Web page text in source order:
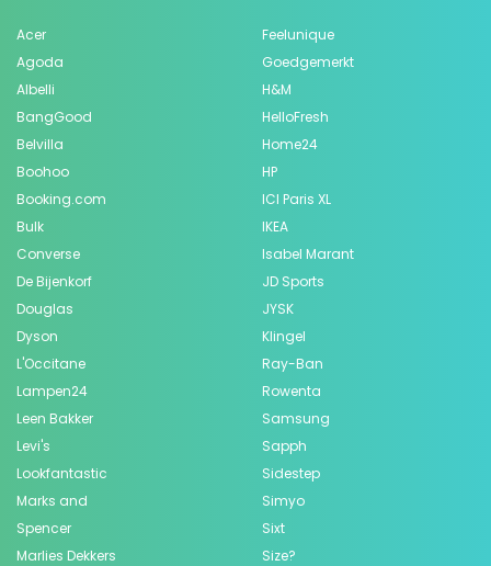
Acer
Agoda
Albelli
BangGood
Belvilla
Boohoo
Booking.com
Bulk
Converse
De Bijenkorf
Douglas
Dyson
Feelunique
Goedgemerkt
H&M
HelloFresh
Home24
HP
ICI Paris XL
IKEA
Isabel Marant
JD Sports
JYSK
Klingel
L'Occitane
Lampen24
Leen Bakker
Levi's
Lookfantastic
Marks and
Spencer
Marlies Dekkers
Ray-Ban
Rowenta
Samsung
Sapph
Sidestep
Simyo
Sixt
Size?